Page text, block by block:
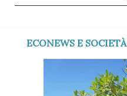
ECONEWS E SOCIETÀ